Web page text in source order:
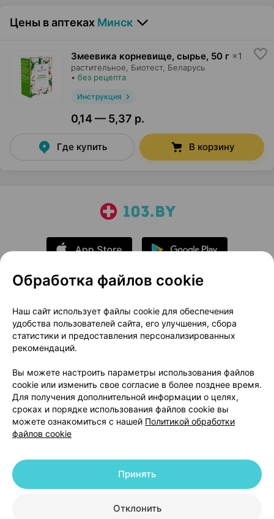
Цены в аптеках Минск
Змеевика корневище, сырье, 50 г ×1
растительное, Биотест, Беларусь
• без рецепта
Инструкция
0,14 — 5,37 р.
Где купить В корзину
О проекте
Новости проекта
Размещение рекламы
Медицинский маркетинг
Публичный договор
Доставка
Способы оплаты
Вакансии
Партнеры
Написать руководителю 103.by
Написать в поддержку
Персональные настройки Cookie
© 2026 ООО «Артокс Лаб», УНП 191700409 | 220012, Республика Беларусь,
+375 291212755
Обработка файлов cookie
Наш сайт использует файлы cookie для обеспечения
удобства пользователей сайта, его улучшения, сбора
статистики и предоставления персонализированных
рекомендаций.
Вы можете настроить параметры использования файлов
cookie или изменить свое согласие в более позднее время.
Для получения дополнительной информации о целях,
сроках и порядке использования файлов cookie вы
можете ознакомиться с нашей Политикой обработки
файлов cookie
Отклонить
Принять